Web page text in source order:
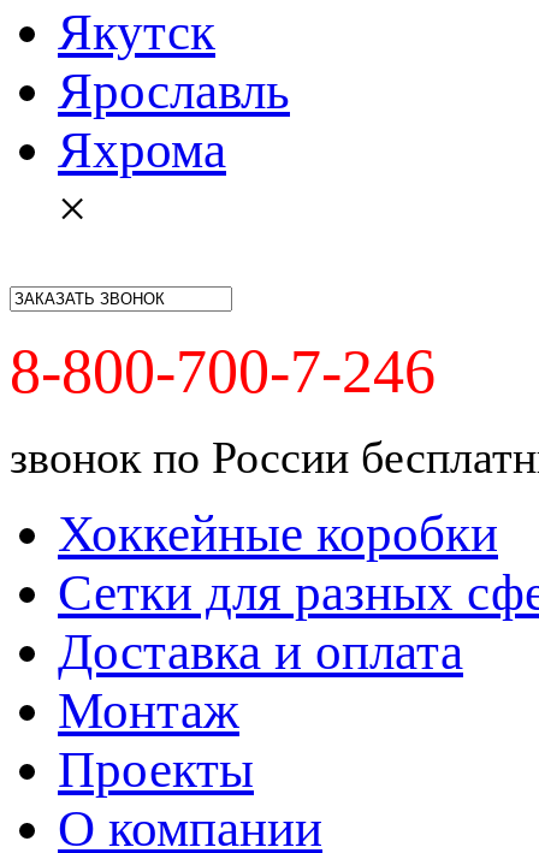
Якутск
Ярославль
Яхрома
×
8-800-700-7-246
звонок по России
Хоккейные коробки
Сетки для разных
Доставка и оплата
Монтаж
Проекты
О компании